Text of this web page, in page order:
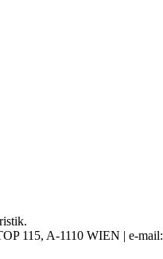
115, A-1110 WIEN | e-mail: